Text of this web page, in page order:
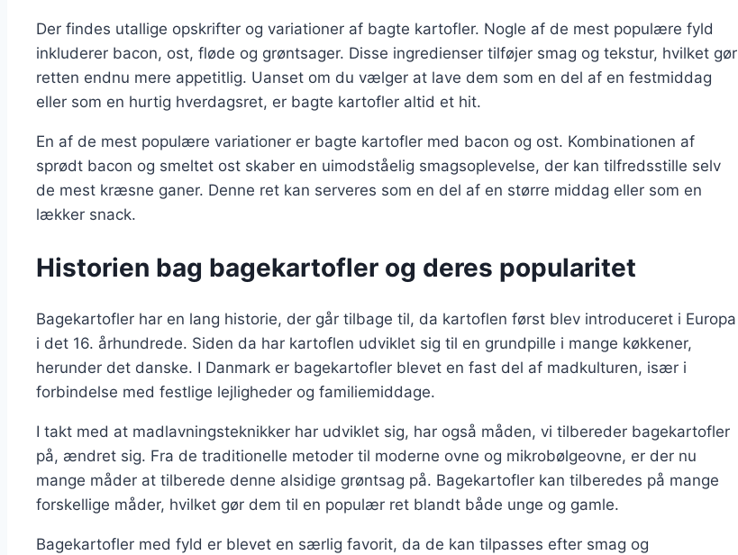
Der findes utallige opskrifter og variationer af bagte kartofler. Nogle af de mest populære fyld
inkluderer bacon, ost, fløde og grøntsager. Disse ingredienser tilføjer smag og tekstur, hvilket gør
retten endnu mere appetitlig. Uanset om du vælger at lave dem som en del af en festmiddag
eller som en hurtig hverdagsret, er bagte kartofler altid et hit.
En af de mest populære variationer er bagte kartofler med bacon og ost. Kombinationen af
sprødt bacon og smeltet ost skaber en uimodståelig smagsoplevelse, der kan tilfredsstille selv
de mest kræsne ganer. Denne ret kan serveres som en del af en større middag eller som en
lækker snack.
Historien bag bagekartofler og deres popularitet
Bagekartofler har en lang historie, der går tilbage til, da kartoflen først blev introduceret i Europa
i det 16. århundrede. Siden da har kartoflen udviklet sig til en grundpille i mange køkkener,
herunder det danske. I Danmark er bagekartofler blevet en fast del af madkulturen, især i
forbindelse med festlige lejligheder og familiemiddage.
I takt med at madlavningsteknikker har udviklet sig, har også måden, vi tilbereder bagekartofler
på, ændret sig. Fra de traditionelle metoder til moderne ovne og mikrobølgeovne, er der nu
mange måder at tilberede denne alsidige grøntsag på. Bagekartofler kan tilberedes på mange
forskellige måder, hvilket gør dem til en populær ret blandt både unge og gamle.
Bagekartofler med fyld er blevet en særlig favorit, da de kan tilpasses efter smag og